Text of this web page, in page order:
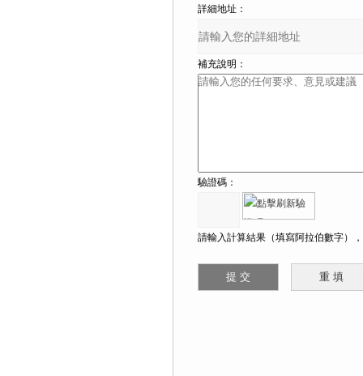
詳細地址：
補充說明：
驗證碼：
請輸入計算結果（填寫阿拉伯數字）